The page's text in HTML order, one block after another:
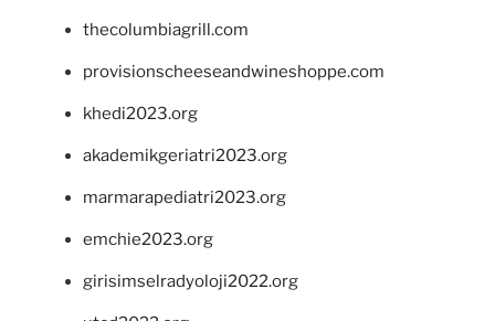
thecolumbiagrill.com
provisionscheeseandwineshoppe.com
khedi2023.org
akademikgeriatri2023.org
marmarapediatri2023.org
emchie2023.org
girisimselradyoloji2022.org